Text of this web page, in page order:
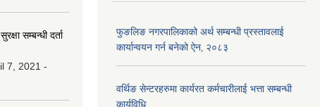
सम्बन्धी दर्ता
7, 2021 -
फुङलिङ नगरपालिकाको अर्थ सम्बन्धी प्रस्तावलाई
कार्यान्वयन गर्न बनेको ऐन‚ २०८३
वर्थिङ सेन्टरहरुमा कार्यरत कर्मचारीलाई भत्ता सम्बन्धी
कार्यविधि